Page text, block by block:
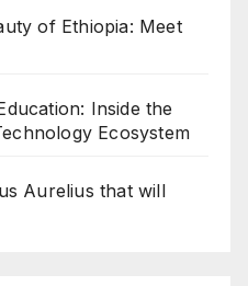
of Ethiopia: Meet
Inside the
Ecosystem
Aurelius that will